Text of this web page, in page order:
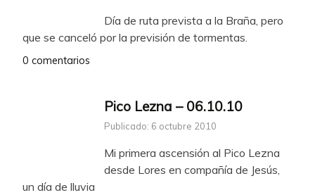
Día de ruta prevista a la Braña, pero
que se canceló por la previsión de tormentas.
0 comentarios
Pico Lezna – 06.10.10
Publicado: 6 octubre 2010
Mi primera ascensión al Pico Lezna
desde Lores en compañía de Jesús,
un día de lluvia